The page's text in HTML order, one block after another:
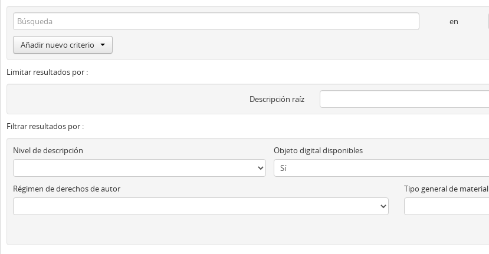
en
Añadir nuevo criterio
Limitar resultados por :
Descripción raíz
Filtrar resultados por :
Nivel de descripción Objeto digital disponibles
Régimen de derechos de autor Tipo general de material